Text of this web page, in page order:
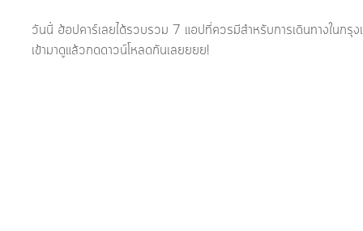
วันนี้ ฮ้อปคาร์เลยได้รวบรวม 7 แอปที่ควรมีสำหรับการเดินทางในกรุ
เข้ามาดูแล้วกดดาวน์โหลดกันเลยยยย!